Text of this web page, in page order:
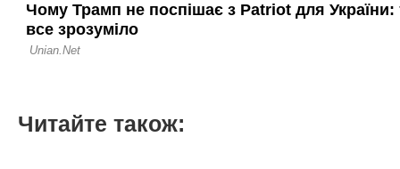
Читайте також: